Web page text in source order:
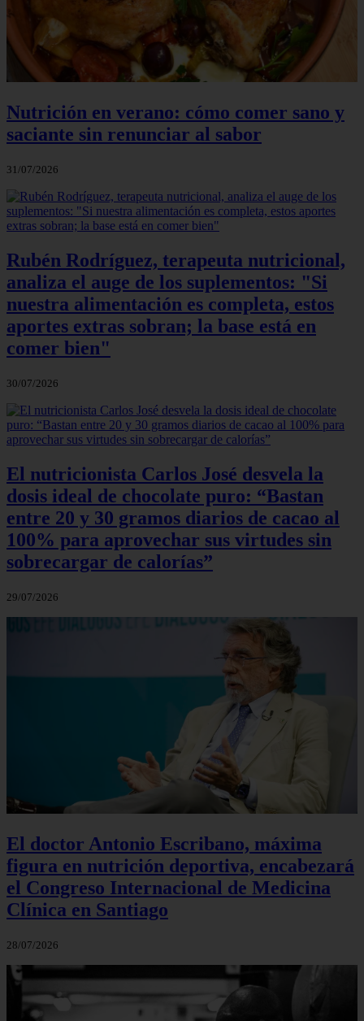
Nutrición en verano: cómo comer sano y
saciante sin renunciar al sabor
31/07/2026
Rubén Rodríguez, terapeuta nutricional,
analiza el auge de los suplementos: "Si
nuestra alimentación es completa, estos
aportes extras sobran; la base está en
comer bien"
30/07/2026
El nutricionista Carlos José desvela la
dosis ideal de chocolate puro: “Bastan
entre 20 y 30 gramos diarios de cacao al
100% para aprovechar sus virtudes sin
sobrecargar de calorías”
29/07/2026
El doctor Antonio Escribano, máxima
figura en nutrición deportiva, encabezará
el Congreso Internacional de Medicina
Clínica en Santiago
28/07/2026